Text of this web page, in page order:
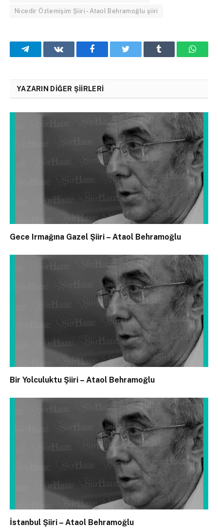
Nicedir Özlemişim Şiiri - Ataol Behramoğlu şiiri
TelegramVKontakteFacebookTwitter
YAZARIN DIĞER ŞIIRLERI
Gece Irmağına Gazel Şiiri – Ataol Behramoğlu
Bir Yolculuktu Şiiri – Ataol Behramoğlu
İstanbul Şiiri – Ataol Behramoğlu